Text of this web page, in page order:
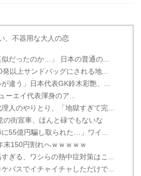
、不器用な大人の恋
だったのか…」 日本の普通の...
発以上サンドバッグにされる地...
違う」日本代表GK鈴木彩艶、...
ーエイ代表渾身のア...
人のやりとり、「地獄すぎて完...
の街宣車、ほんと碌でもないな
55億円騙し取られた…」ワイ...
末150円割れへｗｗｗｗｗ
ぎる、ワシらの熱中症対策はこ...
バスでイチャイチャしただけで...